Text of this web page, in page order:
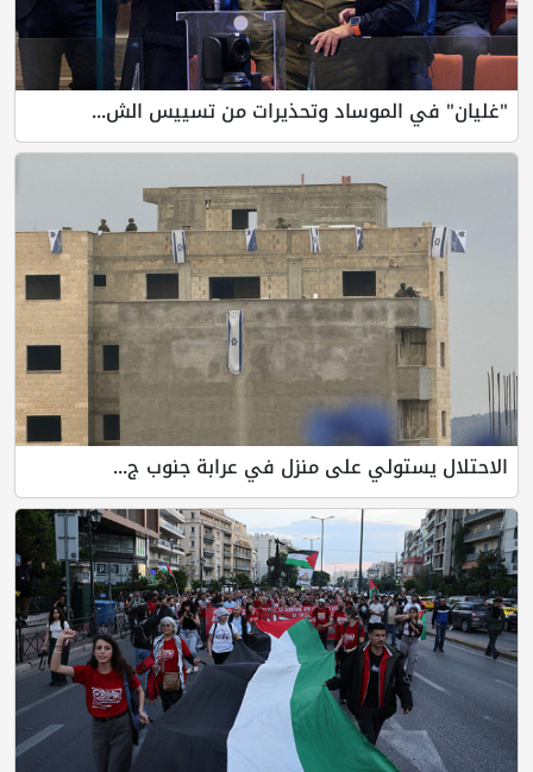
وتحذيرات من تسييس الش...
على منزل في عرابة جنوب ج...